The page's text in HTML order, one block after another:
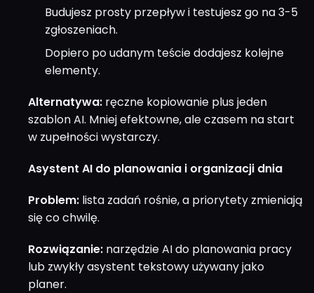
Budujesz prosty przepływ i testujesz go na 3-5
zgłoszeniach.
Dopiero po udanym teście dodajesz kolejne
elementy.
Alternatywa: ręczne kopiowanie plus jeden
szablon AI. Mniej efektowne, ale czasem na start
w zupełności wystarczy.
Asystent AI do planowania i organizacji dnia
Problem: lista zadań rośnie, a priorytety zmieniają
się co chwilę.
Rozwiązanie: narzędzie AI do planowania pracy
lub zwykły asystent tekstowy używany jako
planer.